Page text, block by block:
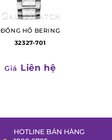
ĐỒNG HỒ BERING
32327-701
Giá Liên hệ
HOTLINE BÁN HÀNG